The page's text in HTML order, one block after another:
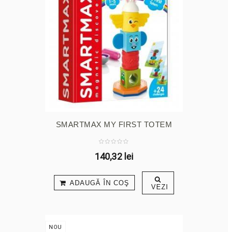
SMARTMAX MY FIRST TOTEM
140,32 lei
ADAUGĂ ÎN COŞ VEZI
NOU